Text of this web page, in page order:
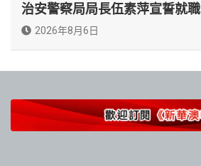
治安警察局局長伍素萍宣誓就職
2026年8月6日